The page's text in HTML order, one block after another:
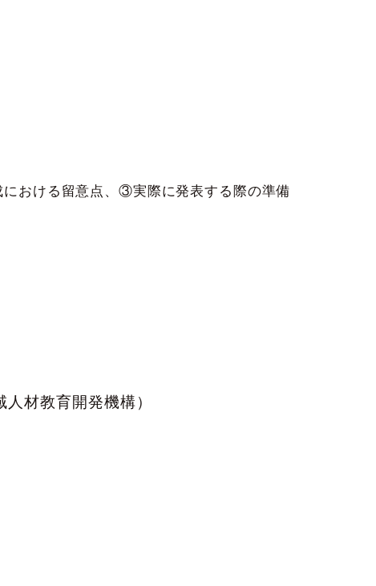
おける留意点、③実際に発表する際の準備
材教育開発機構）